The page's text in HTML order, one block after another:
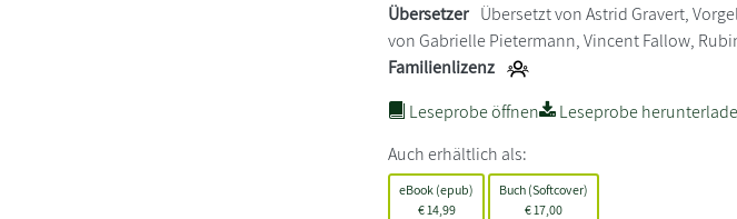
Übersetzer Übersetzt von Astrid Gravert,
von Gabrielle Pietermann, Vincent Fallow,
Familienlizenz
Leseprobe öffnen
Leseprobe
Auch erhältlich als:
eBook (epub)
€14,99
Buch (Softcover)
€ 17,00